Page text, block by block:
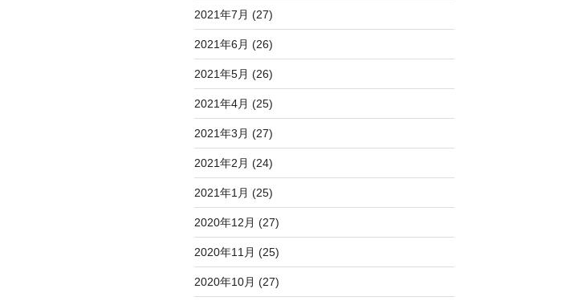
2021年7月 (27)
2021年6月 (26)
2021年5月 (26)
2021年4月 (25)
2021年3月 (27)
2021年2月 (24)
2021年1月 (25)
2020年12月 (27)
2020年11月 (25)
2020年10月 (27)